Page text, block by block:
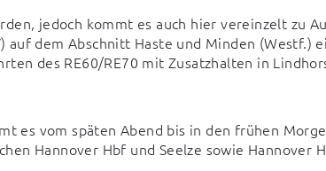
jedoch kommt es auch hier vereinzelt zu
auf dem Abschnitt Haste und Minden (Westf.)
des RE60/RE70 mit Zusatzhalten in
es vom späten Abend bis in den frühen
Hannover Hbf und Seelze sowie Hannover